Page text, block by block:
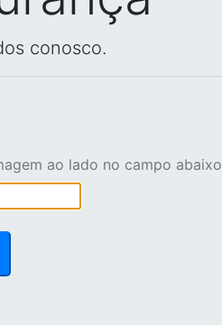
conosco.
ao lado no campo abaixo